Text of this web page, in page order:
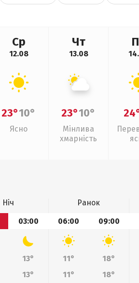
Ср
12.08
23°10°
Ясно
Чт
13.08
23°10°
Мінлива
хмарність
Ніч Ранок
03:00 06:00 09:00
13° 11° 18°
13° 11° 18°